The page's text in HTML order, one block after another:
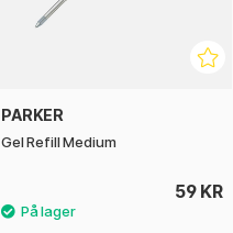
PARKER
Gel Refill Medium
59 KR